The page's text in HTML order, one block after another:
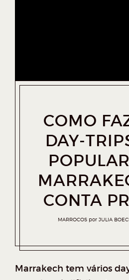
COMO
DAY-
CONTA
MARROCOS por JULIA
Marrakech tem vários